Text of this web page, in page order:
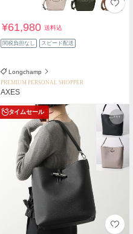
¥61,980送料込
関税負担なし スピード配送
Longchamp
PREMIUM PERSONAL SHOPPER
AXES
タイムセール